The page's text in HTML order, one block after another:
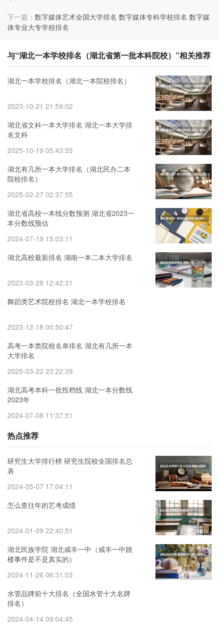
下一篇： 数字媒体艺术全国大学排名 数字媒体专科学校排名 数字媒
体专业大专学校排名
与“湖北一本学校排名（湖北省第一批本科院校）”相关推荐
湖北一本学校排名（湖北一本院校排名）
2023-10-21 21:59:02
湖北省文科一本大学排名 湖北一本大学排
名文科
2025-10-19 05:43:55
湖北有几所一本大学排名（湖北民办二本
院校排名）
2025-02-27 02:37:55
湖北省高校一本线分数预测 湖北省2023一
本分数线预估
2024-07-19 15:03:11
湖北高校最新排名 湖南一本二本大学排名
2023-03-28 12:42:31
舞蹈类艺术院校排名 湖北一本学校排名
2023-12-18 00:50:47
高考一本类院校名单排名 湖北有几所一本
大学排名
2025-03-22 23:22:39
湖北高考本科一批投档线 湖北一本分数线
2023年
2024-07-08 11:37:51
热点推荐
研究生大学排行榜 研究生院校全国排名总
表
2024-05-07 17:04:11
怎么查往年的艺考成绩
2024-01-09 22:40:51
湖北民族学院 湖北咸丰一中（咸丰一中跳
楼事件是不是真实的）
2024-11-26 06:31:03
水管品牌前十大排名（全国水管十大名牌
排名）
2024-04-14 09:04:45